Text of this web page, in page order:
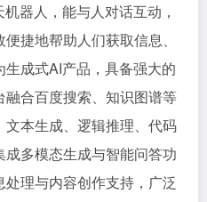
器人，能与人对话互动，
捷地帮助人们获取信息、
成式AI产品，具备强大的
合百度搜索、知识图谱等
本生成、逻辑推理、代码
多模态生成与智能问答功
理与内容创作支持，广泛